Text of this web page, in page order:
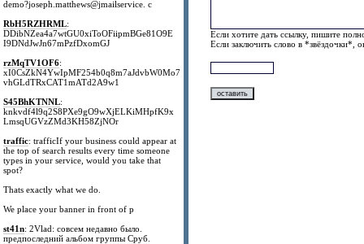
demo?joseph.matthews@jmailservice. c
RbH5RZHRML:
DDibNZea4a7wtGU0xiToOFiipmBGe81O9E
I9DNdJwJn67mPzfDxomGJ
rzMqTV1OF6:
xI0CsZkN4YwIpMF254b0q8m7aJdvbW0Mo7
vhGLdTRxCAT1mATd2A9w1
S45BhKTNNL:
knkvdf4l9q2S8PXe9gO9wXjELKiMHpfK9x
LmsqUGVzZMd3KH58ZjNOr
traffic: trafficIf your business could appear at
the top of search results every time someone
types in your service, would you take that
spot?
Thats exactly what we do.
We place your banner in front of p
st41n: 2Vlad: совсем недавно было.
предпоследний альбом группы Сруб.
Если хотите дать ссылку, пишите
Если заключить слово в *звёздочки*,